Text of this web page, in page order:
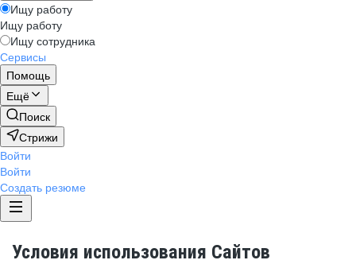
Ищу работу
Ищу работу
Ищу сотрудника
Сервисы
Помощь
Ещё
Поиск
Стрижи
Войти
Войти
Создать резюме
Условия использования Сайтов